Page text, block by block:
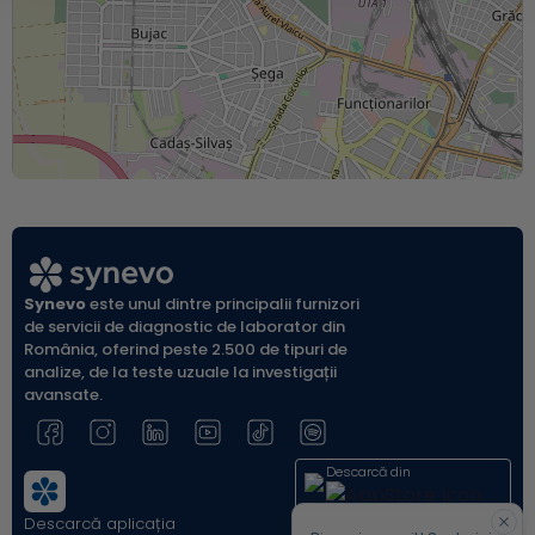
Synevoeste unul dintre principalii furnizori
de servicii de diagnostic de laborator din
România, oferind peste 2.500 de tipuri de
analize, de la teste uzuale la investigații
avansate.
Descarcă aplicația
Descarcă din